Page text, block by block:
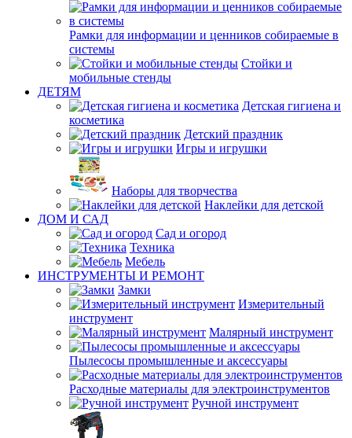
Рамки для информации и ценников собираемые в
системы
Стойки и
мобильные стенды
ДЕТЯМ
Детская гигиена и
косметика
Детский праздник
Игры и игрушки
Наборы для творчества
Наклейки для детской
ДОМ И САД
Сад и огород
Техника
Мебель
ИНСТРУМЕНТЫ И РЕМОНТ
Замки
Измерительный
инструмент
Малярный инструмент
Пылесосы промышленные и аксессуары
Расходные материалы для электроинструментов
Ручной инструмент